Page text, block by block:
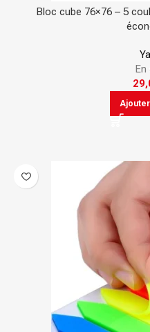
Bloc cube 76×76 – 5